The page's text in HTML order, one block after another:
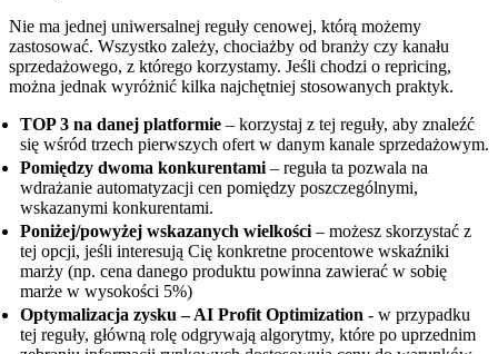
Nie ma jednej uniwersalnej reguły cenowej, którą możemy
zastosować. Wszystko zależy, chociażby od branży czy kanału
sprzedażowego, z którego korzystamy. Jeśli chodzi o repricing,
można jednak wyróżnić kilka najchętniej stosowanych praktyk.
TOP 3 na danej platformie – korzystaj z tej reguły, aby znaleźć
się wśród trzech pierwszych ofert w danym kanale sprzedażowym.
Pomiędzy dwoma konkurentami – reguła ta pozwala na
wdrażanie automatyzacji cen pomiędzy poszczególnymi,
wskazanymi konkurentami.
Poniżej/powyżej wskazanych wielkości – możesz skorzystać z
tej opcji, jeśli interesują Cię konkretne procentowe wskaźniki
marży (np. cena danego produktu powinna zawierać w sobię
marże w wysokości 5%)
Optymalizacja zysku – AI Profit Optimization - w przypadku
tej reguły, główną rolę odgrywają algorytmy, które po uprzednim